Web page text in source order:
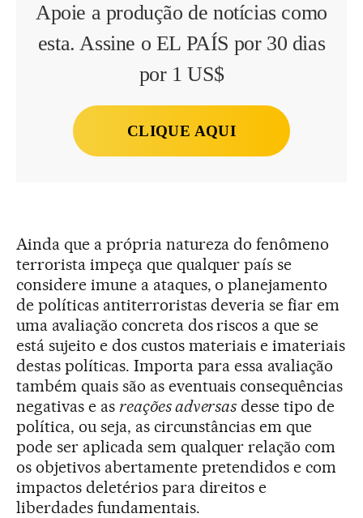
Apoie a produção de notícias como
esta. Assine o EL PAÍS por 30 dias
por 1 US$
CLIQUE AQUI
Ainda que a própria natureza do fenômeno
terrorista impeça que qualquer país se
considere imune a ataques, o planejamento
de políticas antiterroristas deveria se fiar em
uma avaliação concreta dos riscos a que se
está sujeito e dos custos materiais e imateriais
destas políticas. Importa para essa avaliação
também quais são as eventuais consequências
negativas e as reações adversas desse tipo de
política, ou seja, as circunstâncias em que
pode ser aplicada sem qualquer relação com
os objetivos abertamente pretendidos e com
impactos deletérios para direitos e
liberdades fundamentais.